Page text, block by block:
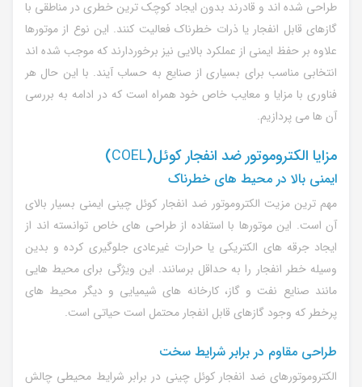
طراحی شده اند و قادرند بدون ایجاد کوچک ترین خطری در مناطقی با
گازهای قابل انفجار یا ذرات خطرناک فعالیت کنند. این نوع از موتورها
علاوه بر حفظ ایمنی از عملکرد بالایی نیز برخوردارند که موجب شده اند
انتخابی مناسب برای بسیاری از صنایع به حساب آیند. با این حال هر
فناوری با مزایا و معایب خاص خود همراه است که در ادامه به بررسی
آن ها می پردازیم.
مزایا الکتروموتور ضد انفجار کوئل(COEL
)
ایمنی بالا در محیط های خطرناک
مهم ترین مزیت الکتروموتور ضد انفجار کوئل چینی ایمنی بسیار بالای
آن است. این موتورها با استفاده از طراحی های خاص توانسته اند از
ایجاد جرقه های الکتریکی یا حرارت غیرعادی جلوگیری کرده و بدین
وسیله خطر انفجار را به حداقل برسانند. این ویژگی برای محیط هایی
مانند صنایع نفت و گاز، کارخانه های شیمیایی و دیگر محیط های
پرخطر که وجود گازهای قابل انفجار محتمل است حیاتی است.
طراحی مقاوم در برابر شرایط سخت
الکتروموتورهای ضد انفجار کوئل چینی در برابر شرایط محیطی چالش